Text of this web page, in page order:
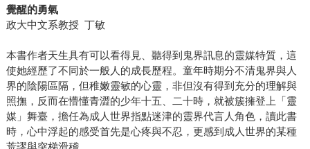
覺醒的勇氣
政大中文系教授 丁敏
本書作者天生具有可以看得見、聽得到鬼界訊息的靈媒特質，這
使她經歷了不同於一般人的成長歷程。童年時期分不清鬼界與人
界的陰陽區隔，但稚嫩靈敏的心靈，非但沒有得到充分的理解與
照撫，反而在懵懂青澀的少年十五、二十時，就被簇擁登上「靈
媒」舞臺，擔任為成人世界指點迷津的靈界代言人角色，讀此書
時，心中浮起的感受首先是心疼與不忍，更感到成人世界的某種